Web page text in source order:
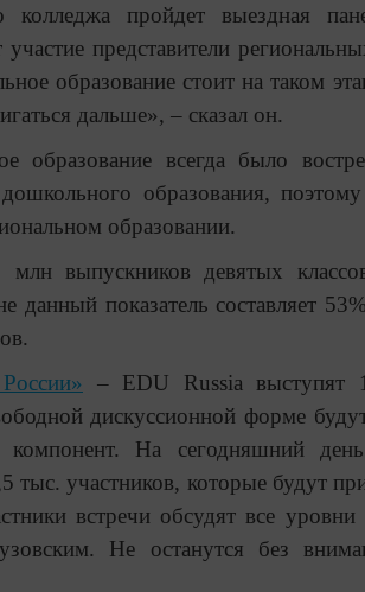
колледжа пройдет выездная
представители
образование стоит на таком
дальше», – сказал он.
образование всегда было
образования,
образовании.
выпускников девятых
данный показатель составляет
– EDU Russia выступят
дискуссионной форме
На сегодняшний
тыс. участников, которые будут
встречи обсудят все уровни
Не останутся без